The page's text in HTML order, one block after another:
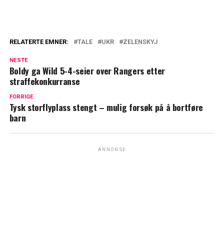
RELATERTE EMNER: TALE UKR ZELENSKYJ
NESTE
Boldy ga Wild 5-4-seier over Rangers etter
straffekonkurranse
FORRIGE
Tysk storflyplass stengt – mulig forsøk på å bortføre
barn
ANNONSE